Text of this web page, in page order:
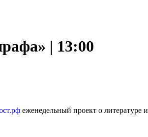
| 13:00
еженедельный проект о литературе и